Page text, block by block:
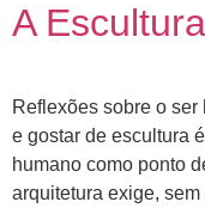
A
Reflexões sobre o ser
e gostar de escultura
humano como ponto
arquitetura exige,